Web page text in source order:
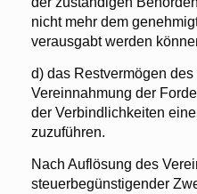
nicht mehr dem
verausgabt werden
d) das Restvermögen
Vereinnahmung der
der Verbindlichkeiten
zuzuführen.
Nach Auflösung des
steuerbegünstigender